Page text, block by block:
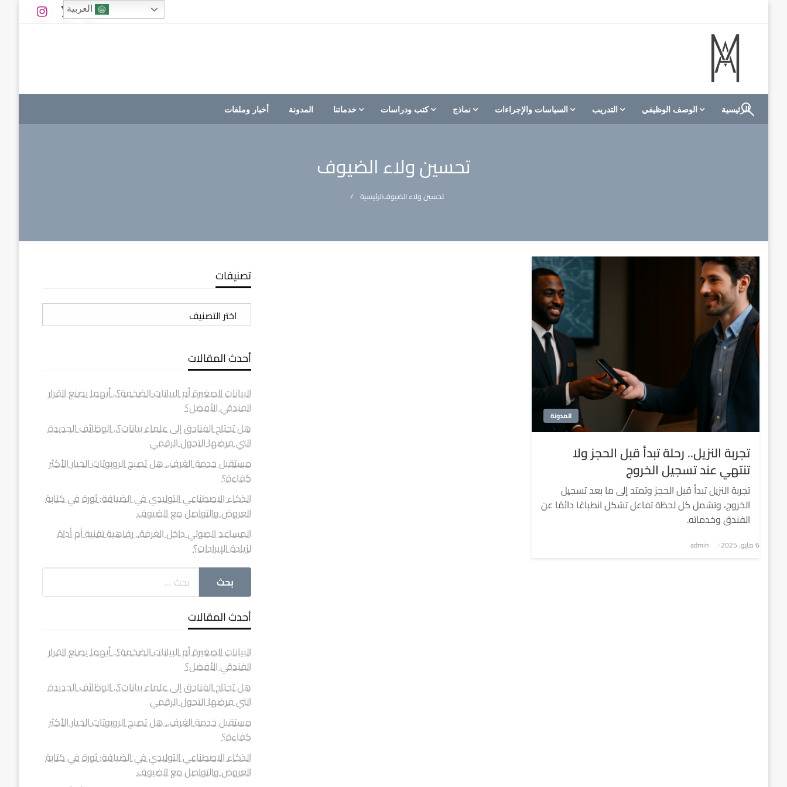
M A hotels | إم ايه هوتيلز
الموقع الأول للعاملين في الفنادق في العالم العربي
الرئيسية الوصف الوظيفي التدريب السياسات والإجراءات نماذج كتب ودراسات خدماتنا المدونة أخبار وملفات
تحسين ولاء الضيوف
الرئيسيةتحسين ولاء الضيوف
المدونة
تجربة النزيل.. رحلة تبدأ قبل الحجز ولا
تنتهي عند تسجيل الخروج
تجربة النزيل تبدأ قبل الحجز وتمتد إلى ما بعد تسجيل
الخروج، وتشمل كل لحظة تفاعل تشكل انطباعًا دائمًا عن
الفندق وخدماته.
نُشر
6 مايو، 2025 admin
تصنيفات
تصنيفات
أحدث المقالات
البيانات الصغيرة أم البيانات الضخمة؟.. أيهما يصنع القرار
الفندقي الأفضل؟
هل تحتاج الفنادق إلى علماء بيانات؟.. الوظائف الجديدة
التي فرضها التحول الرقمي
مستقبل خدمة الغرف.. هل تصبح الروبوتات الخيار الأكثر
كفاءة؟
الذكاء الاصطناعي التوليدي في الضيافة: ثورة في كتابة
العروض والتواصل مع الضيوف
المساعد الصوتي داخل الغرفة.. رفاهية تقنية أم أداة
لزيادة الإيرادات؟
أحدث المقالات
البيانات الصغيرة أم البيانات الضخمة؟.. أيهما يصنع القرار
الفندقي الأفضل؟
هل تحتاج الفنادق إلى علماء بيانات؟.. الوظائف الجديدة
التي فرضها التحول الرقمي
مستقبل خدمة الغرف.. هل تصبح الروبوتات الخيار الأكثر
كفاءة؟
الذكاء الاصطناعي التوليدي في الضيافة: ثورة في كتابة
العروض والتواصل مع الضيوف
العربية